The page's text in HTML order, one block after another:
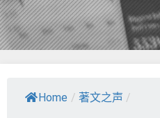
Home / 著文之声 /